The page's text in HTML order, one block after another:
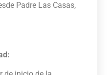
Padre Las Casas,